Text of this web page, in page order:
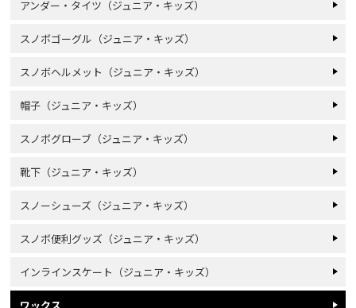
アンダー・タイツ（ジュニア・キッズ）
スノボゴーグル（ジュニア・キッズ）
スノボヘルメット（ジュニア・キッズ）
帽子（ジュニア・キッズ）
スノボグローブ（ジュニア・キッズ）
靴下（ジュニア・キッズ）
スノーシューズ（ジュニア・キッズ）
スノボ便利グッズ（ジュニア・キッズ）
インラインスケート（ジュニア・キッズ）